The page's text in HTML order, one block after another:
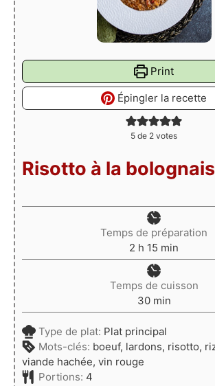
Print
Épingler la recette
5 de 2 votes
Risotto à la
Temps de préparation
2 heures
h 15 minutes
min
Temps de cuisson
30minutes
min
Type de plat: Plat principal
Mots-clés: boeuf, lardons, risotto,
viande hachée, vin rouge
Portions: 4